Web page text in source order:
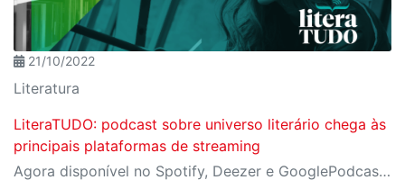
21/10/2022
Literatura
LiteraTUDO: podcast sobre universo literário chega às
principais plataformas de streaming
Agora disponível no Spotify, Deezer e GooglePodcasts, o LiteraTUDO é um projeto da área de Difusão Literária do Sesi-SP